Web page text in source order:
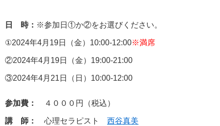
日 時： ※参加日①か②をお選びください。
①2024年4月19日（金）10:00-12:00※満席
②2024年4月19日（金）19:00-21:00
③2024年4月21日（日）10:00-12:00
参加費： ４０００円（税込）
講 師： 心理セラピスト 西谷真美